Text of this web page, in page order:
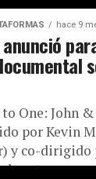
hace 9
anunció
to One: John
por Kevin
y co-dirigido
de estreno en...